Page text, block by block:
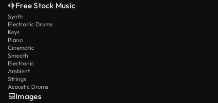
Free Stock Music
Synth
Electronic Drums
Keys
Piano
Cinematic
Smooth
Electronic
Ambient
Strings
Acoustic Drums
Images